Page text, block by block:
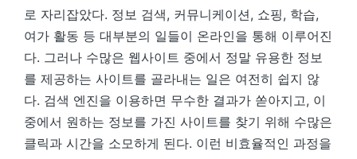
로 자리잡았다. 정보 검색, 커뮤니케이션, 쇼핑, 학습,
여가 활동 등 대부분의 일들이 온라인을 통해 이루어진
다. 그러나 수많은 웹사이트 중에서 정말 유용한 정보
를 제공하는 사이트를 골라내는 일은 여전히 쉽지 않
다. 검색 엔진을 이용하면 무수한 결과가 쏟아지고, 이
중에서 원하는 정보를 가진 사이트를 찾기 위해 수많은
클릭과 시간을 소모하게 된다. 이런 비효율적인 과정을